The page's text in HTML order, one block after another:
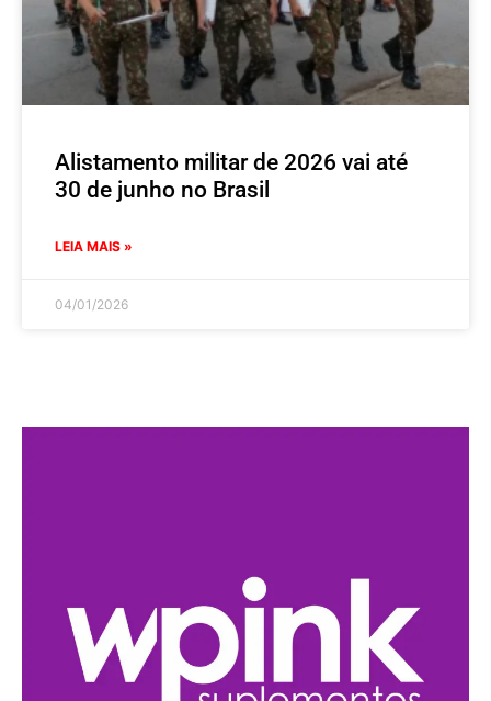
Alistamento militar de 2026 vai até
30 de junho no Brasil
LEIA MAIS »
04/01/2026